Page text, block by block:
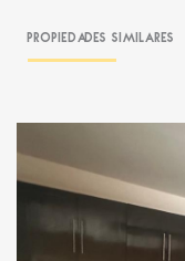
Propiedades Similares